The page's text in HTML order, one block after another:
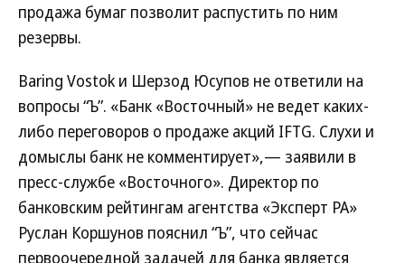
продажа бумаг позволит распустить по ним
резервы.
Baring Vostok и Шерзод Юсупов не ответили на
вопросы “Ъ”. «Банк «Восточный» не ведет каких-
либо переговоров о продаже акций IFTG. Слухи и
домыслы банк не комментирует»,— заявили в
пресс-службе «Восточного». Директор по
банковским рейтингам агентства «Эксперт РА»
Руслан Коршунов пояснил “Ъ”, что сейчас
первоочередной задачей для банка является